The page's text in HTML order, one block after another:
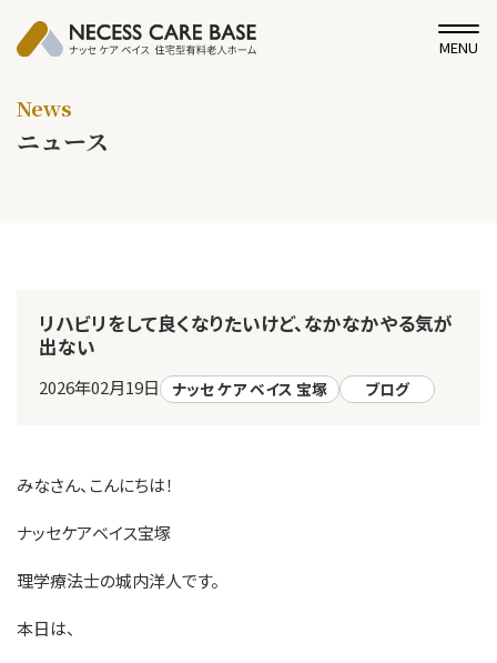
MENU
News
ニュース
リハビリをして良くなりたいけど、なかなかやる気が
出ない
2026年02月19日 ナッセ ケア ベイス 宝塚 ブログ
みなさん、こんにちは！
ナッセケアベイス宝塚
理学療法士の城内洋人です。
本日は、